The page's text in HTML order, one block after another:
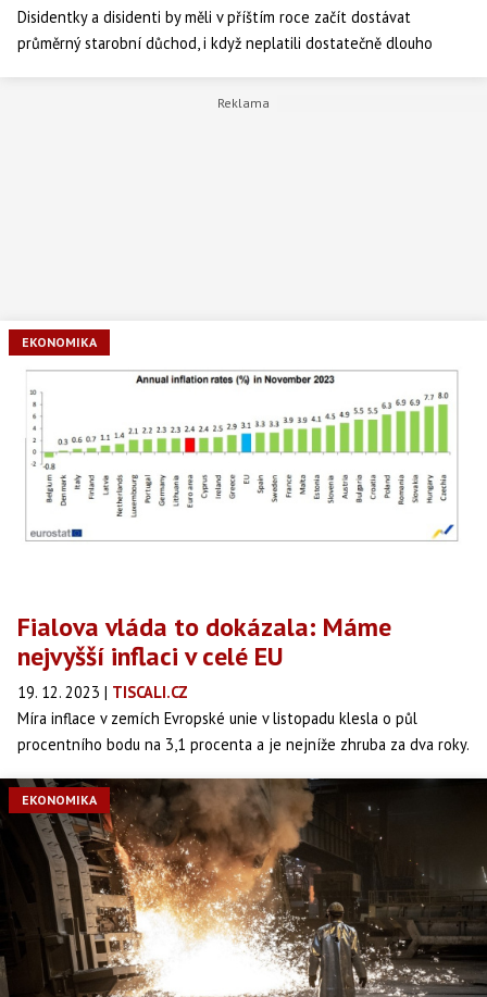
Disidentky a disidenti by měli v příštím roce začít dostávat
průměrný starobní důchod, i když neplatili dostatečně dlouho
komunismu by sociální správa měla nižší penzi automaticky
EKONOMIKA
Fialova vláda to dokázala: Máme
nejvyšší inflaci v celé EU
19. 12. 2023 | TISCALI.CZ
Míra inflace v zemích Evropské unie v listopadu klesla o půl
procentního bodu na 3,1 procenta a je nejníže zhruba za dva roky.
inflaci má v celé unii Česká republika, kde ceny meziročně vzrostly
o osm procent. Naopak v Belgii už je deflace, tam ceny meziročně o
0,8 procenta klesly.
EKONOMIKA